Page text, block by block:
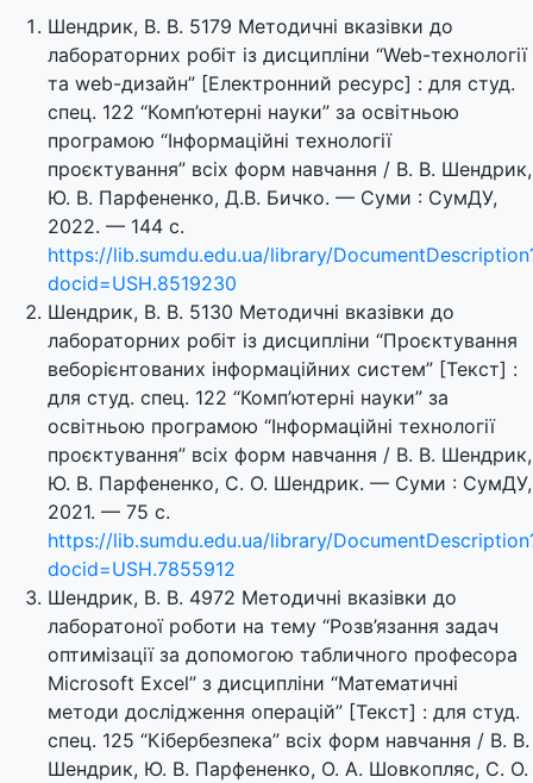
Шендрик, В. В. 5179 Методичні вказівки до
лабораторних робіт із дисципліни “Web-технології
та web-дизайн” [Електронний ресурс] : для студ.
спец. 122 “Комп’ютерні науки” за освітньою
програмою “Інформаційні технології
проєктування” всіх форм навчання / В. В. Шендрик,
Ю. В. Парфененко, Д.В. Бичко. — Суми : СумДУ,
2022. — 144 с.
https://lib.sumdu.edu.ua/library/
docid=USH.8519230
Шендрик, В. В. 5130 Методичні вказівки до
лабораторних робіт із дисципліни “Проєктування
веборієнтованих інформаційних систем” [Текст] :
для студ. спец. 122 “Комп’ютерні науки” за
освітньою програмою “Інформаційні технології
проєктування” всіх форм навчання / В. В. Шендрик,
Ю. В. Парфененко, С. О. Шендрик. — Суми : СумДУ,
2021. — 75 с.
https://lib.sumdu.edu.ua/library/
docid=USH.7855912
Шендрик, В. В. 4972 Методичні вказівки до
лаборатоної роботи на тему “Розв’язання задач
оптимізації за допомогою табличного професора
Microsoft Excel” з дисципліни “Математичні
методи дослідження операцій” [Текст] : для студ.
спец. 125 “Кібербезпека” всіх форм навчання / В. В.
Шендрик, Ю. В. Парфененко, О. А. Шовкопляс, С. О.